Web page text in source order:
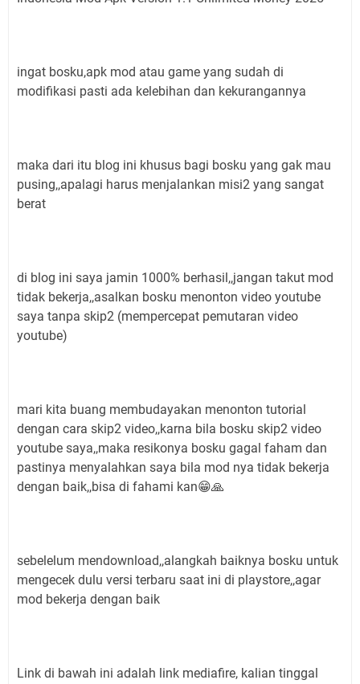
ingat bosku,apk mod atau game yang sudah di
modifikasi pasti ada kelebihan dan kekurangannya
maka dari itu blog ini khusus bagi bosku yang gak mau
pusing,,apalagi harus menjalankan misi2 yang sangat
berat
di blog ini saya jamin 1000% berhasil,,jangan takut mod
tidak bekerja,,asalkan bosku menonton video youtube
saya tanpa skip2 (mempercepat pemutaran video
youtube)
mari kita buang membudayakan menonton tutorial
dengan cara skip2 video,,karna bila bosku skip2 video
youtube saya,,maka resikonya bosku gagal faham dan
pastinya menyalahkan saya bila mod nya tidak bekerja
dengan baik,,bisa di fahami kan😁🙏
sebelelum mendownload,,alangkah baiknya bosku untuk
mengecek dulu versi terbaru saat ini di playstore,,agar
mod bekerja dengan baik
Link di bawah ini adalah link mediafire, kalian tinggal